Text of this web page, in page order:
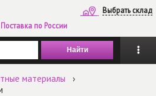
Выбрать склад
Поставка по России
материалы
›